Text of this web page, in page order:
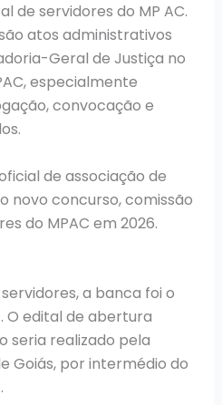
de servidores do MP AC.
atos administrativos
Geral de Justiça no
especialmente
convocação e
de associação de
novo concurso, comissão
do MPAC em 2026.
a banca foi o
O edital de abertura
seria realizado pela
Goiás, por intermédio do